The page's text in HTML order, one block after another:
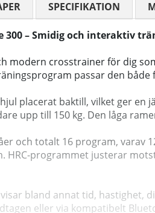
300 – Smidig och interaktiv
modern crosstrainer för dig
passar den
placerat baktill, vilket ger
upp till 150 kg. Den låga
och totalt 16 program, varav
HRC-programmet justerar
bland annat tid,
eller via kompatibelt
SPECIFIKATION